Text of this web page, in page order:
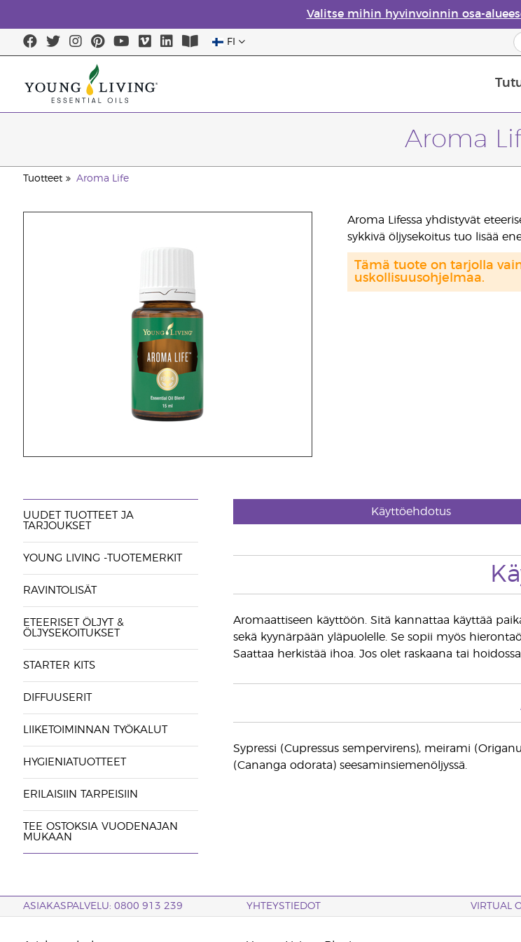
Valitse mihin hyvinvoinnin osa-
FI
Aroma
Tuotteet Aroma Life
Aroma Lifessa yhdistyvät
sykkivä öljysekoitus tuo lisää
Tämä tuote on tarjolla
uskollisuusohjelmaa.
UUDET TUOTTEET JA
TARJOUKSET
YOUNG LIVING -TUOTEMERKIT
RAVINTOLISÄT
ETEERISET ÖLJYT &
ÖLJYSEKOITUKSET
STARTER KITS
DIFFUUSERIT
LIIKETOIMINNAN TYÖKALUT
HYGIENIATUOTTEET
ERILAISIIN TARPEISIIN
TEE OSTOKSIA VUODENAJAN
MUKAAN
Käyttöehdotus
Aromaattiseen käyttöön. Sitä kannattaa käyttää
sekä kyynärpään yläpuolelle. Se sopii myös
Saattaa herkistää ihoa. Jos olet raskaana tai
Sypressi (Cupressus sempervirens), meirami
(Cananga odorata) seesaminsiemenöljyssä.
ASIAKASPALVELU: 0800 913 239 YHTEYSTIEDOT VIRTUAL